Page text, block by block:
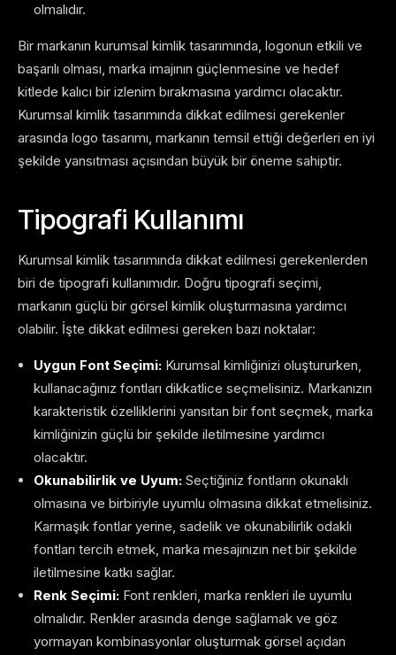
olmalıdır.
Bir markanın kurumsal kimlik tasarımında, logonun etkili ve
başarılı olması, marka imajının güçlenmesine ve hedef
kitlede kalıcı bir izlenim bırakmasına yardımcı olacaktır.
Kurumsal kimlik tasarımında dikkat edilmesi gerekenler
arasında logo tasarımı, markanın temsil ettiği değerleri en iyi
şekilde yansıtması açısından büyük bir öneme sahiptir.
Tipografi Kullanımı
Kurumsal kimlik tasarımında dikkat edilmesi gerekenlerden
biri de tipografi kullanımıdır. Doğru tipografi seçimi,
markanın güçlü bir görsel kimlik oluşturmasına yardımcı
olabilir. İşte dikkat edilmesi gereken bazı noktalar:
Uygun Font Seçimi: Kurumsal kimliğinizi oluştururken,
kullanacağınız fontları dikkatlice seçmelisiniz. Markanızın
karakteristik özelliklerini yansıtan bir font seçmek, marka
kimliğinizin güçlü bir şekilde iletilmesine yardımcı
olacaktır.
Okunabilirlik ve Uyum: Seçtiğiniz fontların okunaklı
olmasına ve birbiriyle uyumlu olmasına dikkat etmelisiniz.
Karmaşık fontlar yerine, sadelik ve okunabilirlik odaklı
fontları tercih etmek, marka mesajınızın net bir şekilde
iletilmesine katkı sağlar.
Renk Seçimi: Font renkleri, marka renkleri ile uyumlu
olmalıdır. Renkler arasında denge sağlamak ve göz
yormayan kombinasyonlar oluşturmak görsel açıdan